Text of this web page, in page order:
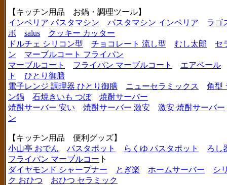
【キッチン用品 お鍋・調理ツール】
インペリア パスタマシン
パスタマシン インペリア
ラゴ
ボ
salus
クッキー カッター
ドルチェ シリコン型
チョコレート 流し型 むし太郎
セ
ン
マーブルコート フライパン
マーブルコート
フライパン マーブルコート
エアベール
ト
ひとり御膳
電子レンジ 調理器 ひとり御膳
ニューセラミックス
角型
ン鍋
石焼きいも つぼ
焼酎サーバー
焼酎サーバー 安い
焼酎サーバー 激安
激安 焼酎サーバー
ン
【キッチン用品 便利グッズ】
小山亭 おでん
パスタポット らくゆ パスタポット
ろし
フライパン マーブルコー ト
ダイヤモンド シャープナー
とぎ楽 ホームサーバー
シ
ク おひつ
おひつ セラミック